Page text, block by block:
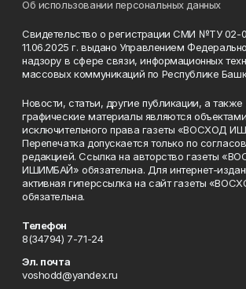
Об использовании персональных данных
Свидетельство о регистрации СМИ №ТУ 02-
11.06.2025 г. выдано Управлением
надзору в сфере связи, информационных
массовых коммуникаций по Республике
Новости, статьи, другие публикации, а
графические материалы являются
исключительного права газеты «ВОСХОД
Перепечатка допускается только по
редакцией. Ссылка на авторство газеты
ИШИМБАЙ» обязательна. Для интернет-
активная гиперссылка на сайт газеты
обязательна.
Телефон
8(34794) 7-71-24
Эл. почта
voshodd@yandex.ru